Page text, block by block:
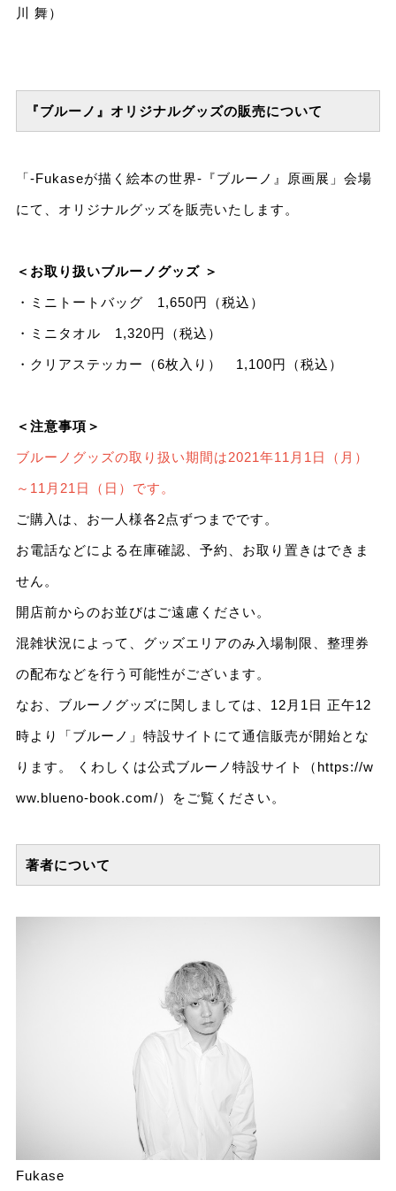
川 舞）
『ブルーノ』オリジナルグッズの販売について
「-Fukaseが描く絵本の世界-『ブルーノ』原画展」会場
にて、オリジナルグッズを販売いたします。
＜お取り扱いブルーノグッズ ＞
・ミニトートバッグ 1,650円（税込）
・ミニタオル 1,320円（税込）
・クリアステッカー（6枚入り） 1,100円（税込）
＜注意事項＞
ブルーノグッズの取り扱い期間は2021年11月1日（月）
～11月21日（日）です。
ご購入は、お一人様各2点ずつまでです。
お電話などによる在庫確認、予約、お取り置きはできま
せん。
開店前からのお並びはご遠慮ください。
混雑状況によって、グッズエリアのみ入場制限、整理券
の配布などを行う可能性がございます。
なお、ブルーノグッズに関しましては、12月1日 正午12
時より「ブルーノ」特設サイトにて通信販売が開始とな
ります。 くわしくは公式ブルーノ特設サイト（ https://w
ww.blueno-book.com/）をご覧ください。
著者について
Fukase